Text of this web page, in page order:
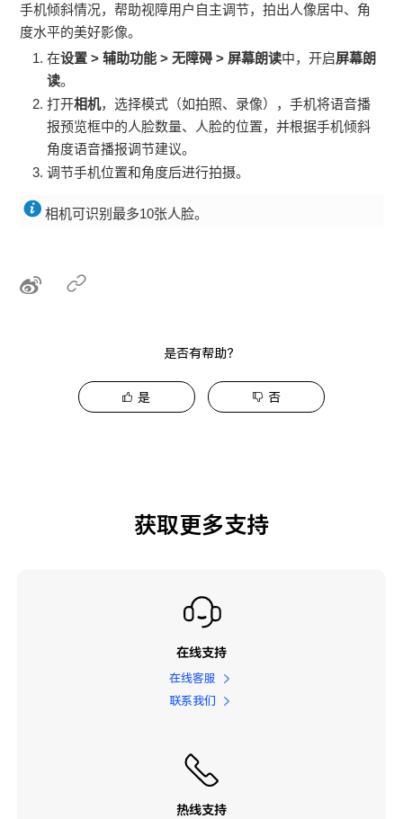
手机倾斜情况，帮助视障用户自主调节，拍出人像居中、角
度水平的美好影像。
在设置 >辅助功能 >无障碍 > 屏幕朗读中，开启屏幕朗
读。
打开相机，选择模式（如拍照、录像），手机将语音播
报预览框中的人脸数量、人脸的位置，并根据手机倾斜
角度语音播报调节建议。
调节手机位置和角度后进行拍摄。
相机可识别最多10张人脸。
是否有帮助？
是 否
获取更多支持
在线支持
在线客服
联系我们
热线支持